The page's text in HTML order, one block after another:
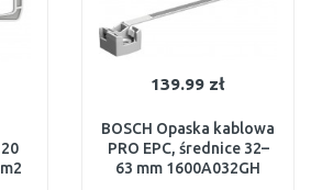
139.99 zł
BOSCH Opaska kablowa
PRO EPC, średnice 32–
63 mm 1600A032GH